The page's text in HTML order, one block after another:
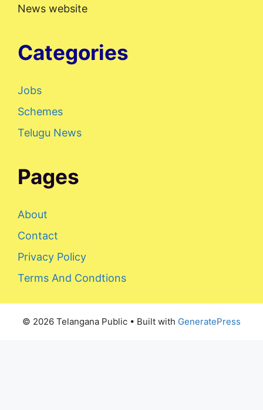
News website
Categories
Jobs
Schemes
Telugu News
Pages
About
Contact
Privacy Policy
Terms And Condtions
© 2026 Telangana Public • Built with GeneratePress